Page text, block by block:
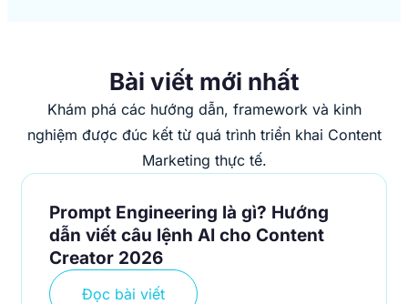
Bài viết mới nhất
Khám phá các hướng dẫn, framework và kinh
nghiệm được đúc kết từ quá trình triển khai Content
Marketing thực tế.
Prompt Engineering là gì? Hướng
dẫn viết câu lệnh AI cho Content
Creator 2026
Đọc bài viết